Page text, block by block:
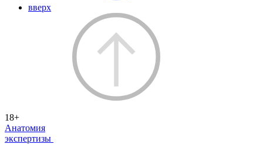
вверх
18+
Анатомия
экспертизы